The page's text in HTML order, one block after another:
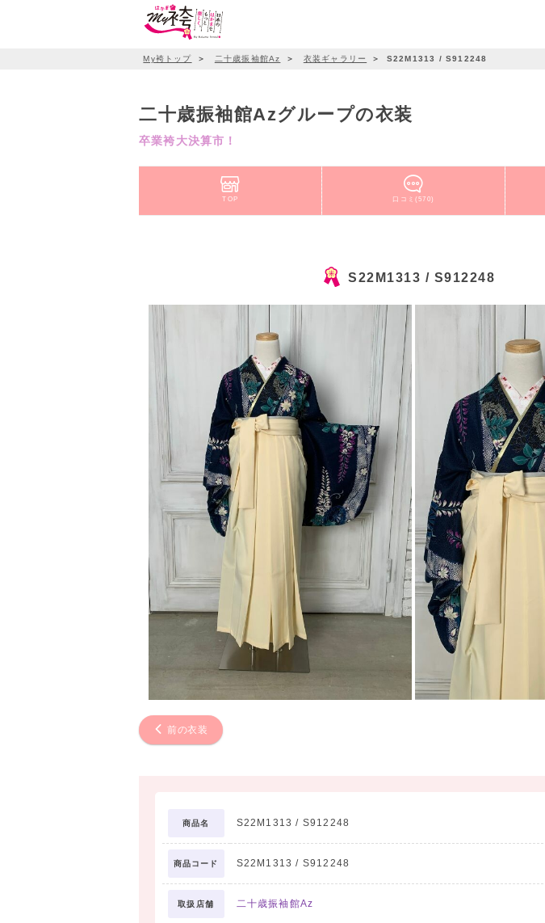
My袴トップ ＞ 二十歳振袖館Az ＞ 衣装ギャラリー ＞ S22M1313 / S912248
二十歳振袖館Azグループの衣装
卒業袴大決算市！
TOP 口コミ(570)
S22M1313 / S912248
前の衣装
商品名 S22M1313 / S912248
商品コード S22M1313 / S912248
取扱店舗 二十歳振袖館Az